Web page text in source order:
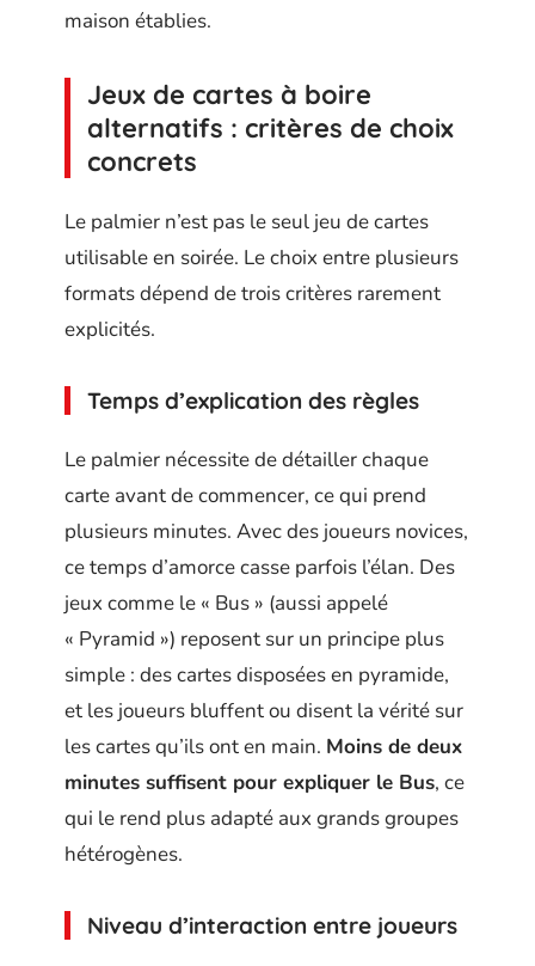
maison établies.
Jeux de cartes à boire
alternatifs : critères de choix
concrets
Le palmier n’est pas le seul jeu de cartes
utilisable en soirée. Le choix entre plusieurs
formats dépend de trois critères rarement
explicités.
Temps d’explication des règles
Le palmier nécessite de détailler chaque
carte avant de commencer, ce qui prend
plusieurs minutes. Avec des joueurs novices,
ce temps d’amorce casse parfois l’élan. Des
jeux comme le « Bus » (aussi appelé
« Pyramid ») reposent sur un principe plus
simple : des cartes disposées en pyramide,
et les joueurs bluffent ou disent la vérité sur
les cartes qu’ils ont en main. Moins de deux
minutes suffisent pour expliquer le Bus, ce
qui le rend plus adapté aux grands groupes
hétérogènes.
Niveau d’interaction entre joueurs